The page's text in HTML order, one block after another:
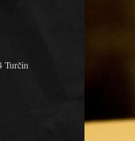
Turčin